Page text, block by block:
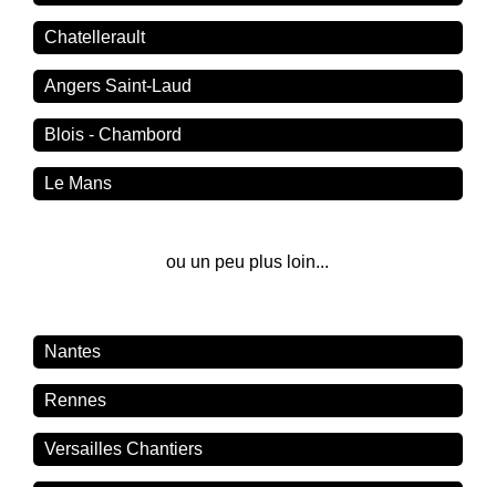
Chatellerault
Angers Saint-Laud
Blois - Chambord
Le Mans
ou un peu plus loin...
Nantes
Rennes
Versailles Chantiers